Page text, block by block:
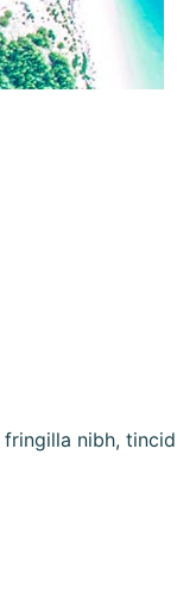
nibh,